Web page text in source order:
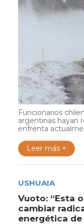
Funcionarios
argentinas hayan
enfrenta
Leer más +
USHUAIA
Vuoto: “Esta
cambiar
energética de